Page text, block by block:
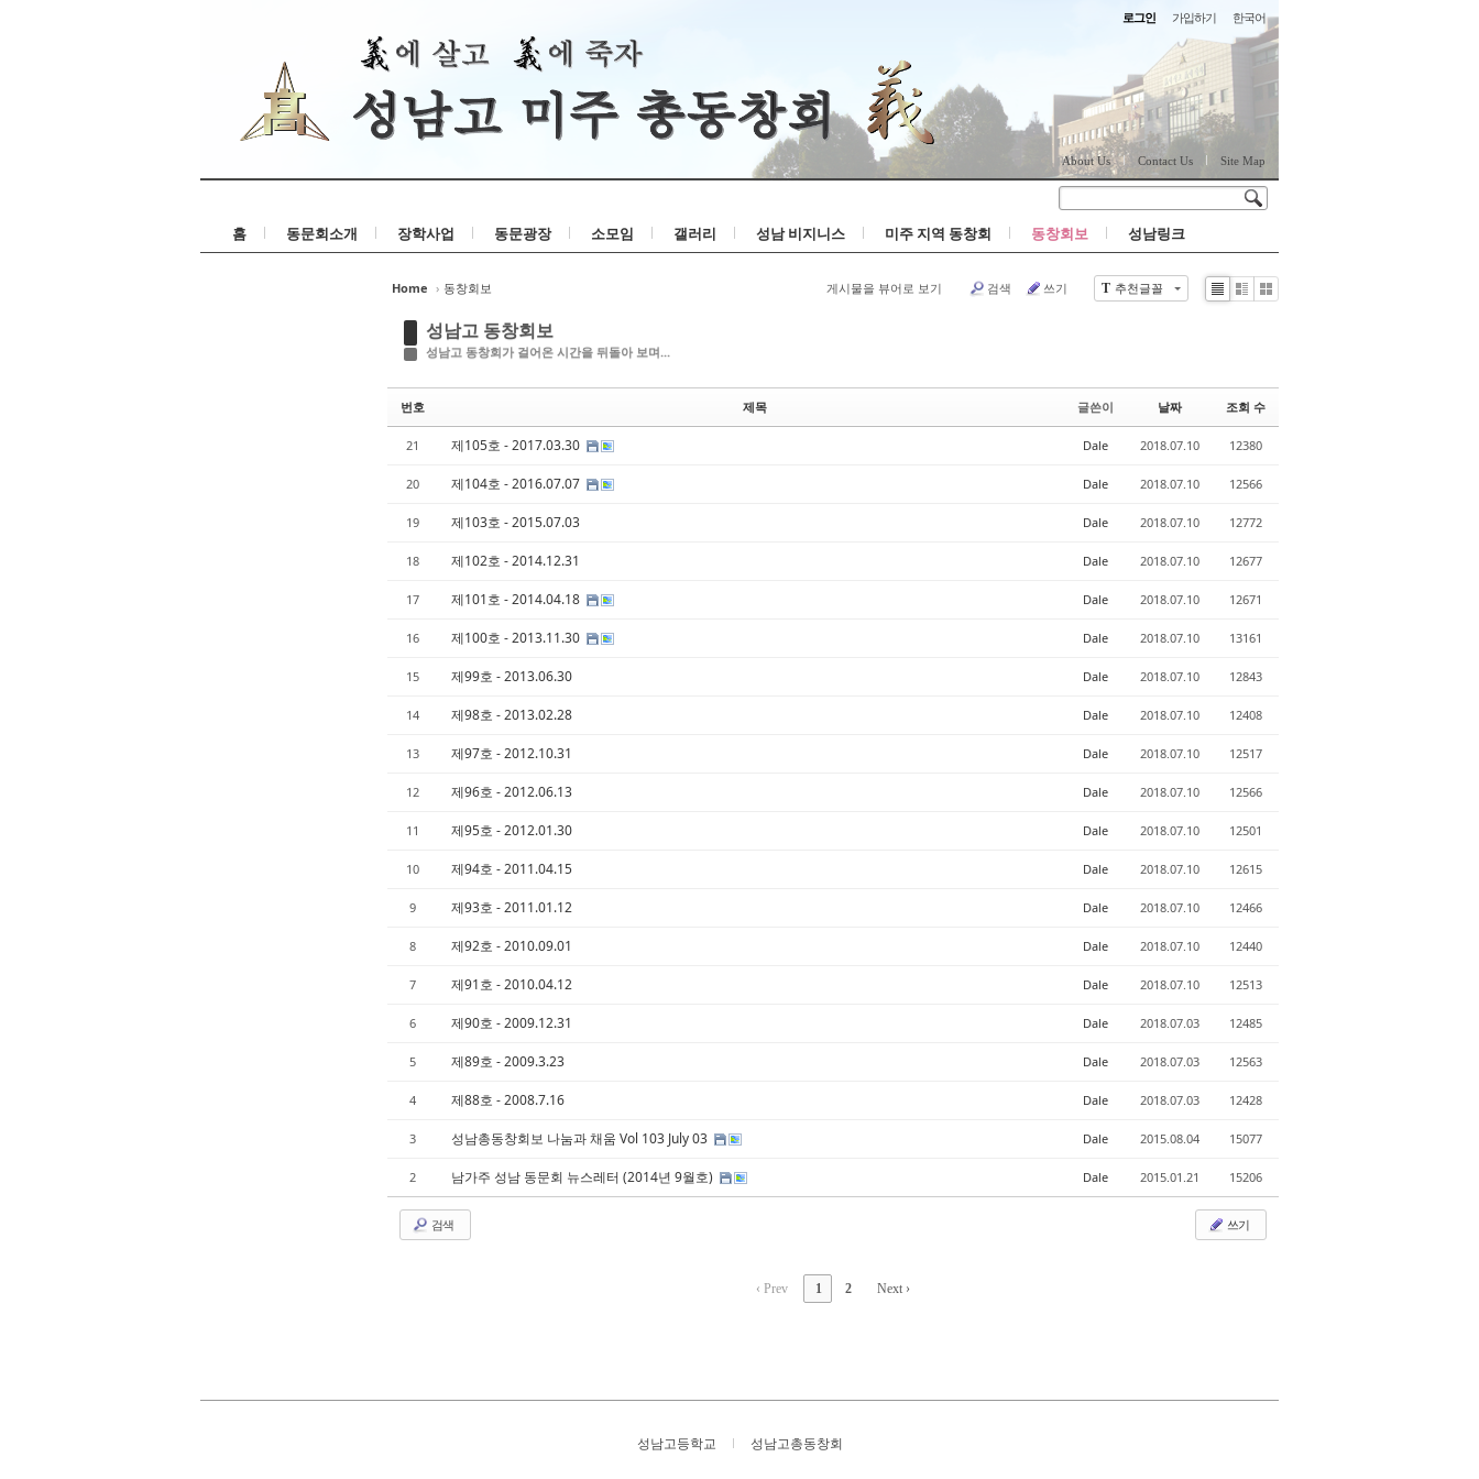
로그인 가입하기 한국어
About Us Contact Us Site Map
홈 동문회소개 장학사업 동문광장 소모임 갤러리 성남 비지니스 미주 지역 동창회 동창회보 성남링크
Home › 동창회보 T 추천글꼴
게시물을 뷰어로 보기 검색 쓰기
성남고 동창회보
성남고 동창회가 걸어온 시간을 뒤돌아 보며...
번호 제목 글쓴이 날짜 조회 수
21 제105호 - 2017.03.30 Dale 2018.07.10 12380
20 제104호 - 2016.07.07 Dale 2018.07.10 12566
19 제103호 - 2015.07.03 Dale 2018.07.10 12772
18 제102호 - 2014.12.31 Dale 2018.07.10 12677
17 제101호 - 2014.04.18 Dale 2018.07.10 12671
16 제100호 - 2013.11.30 Dale 2018.07.10 13161
15 제99호 - 2013.06.30 Dale 2018.07.10 12843
14 제98호 - 2013.02.28 Dale 2018.07.10 12408
13 제97호 - 2012.10.31 Dale 2018.07.10 12517
12 제96호 - 2012.06.13 Dale 2018.07.10 12566
11 제95호 - 2012.01.30 Dale 2018.07.10 12501
10 제94호 - 2011.04.15 Dale 2018.07.10 12615
9 제93호 - 2011.01.12 Dale 2018.07.10 12466
8 제92호 - 2010.09.01 Dale 2018.07.10 12440
7 제91호 - 2010.04.12 Dale 2018.07.10 12513
6 제90호 - 2009.12.31 Dale 2018.07.03 12485
5 제89호 - 2009.3.23 Dale 2018.07.03 12563
4 제88호 - 2008.7.16 Dale 2018.07.03 12428
3 성남총동창회보 나눔과 채움 Vol 103 July 03 Dale 2015.08.04 15077
2 남가주 성남 동문회 뉴스레터 (2014년 9월호) Dale 2015.01.21 15206
검색 쓰기
‹ Prev 1 2 Next ›
성남고등학교 성남고총동창회